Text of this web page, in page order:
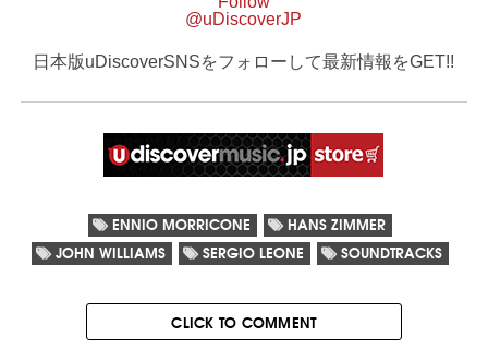
@uDiscoverJP
日本版uDiscoverSNSをフォローして最新情報をGET!!
ENNIO MORRICONE
HANS ZIMMER
JOHN WILLIAMS
SERGIO LEONE SOUNDTRACKS
CLICK TO COMMENT